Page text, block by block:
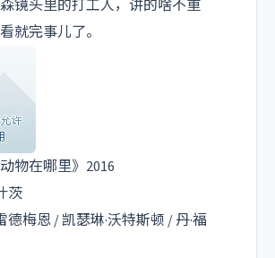
镜头里的打工人，讲的啥不重
就完事儿了。
物在哪里》2016
茨
德梅恩 / 凯瑟琳·沃特斯顿 / 丹·福